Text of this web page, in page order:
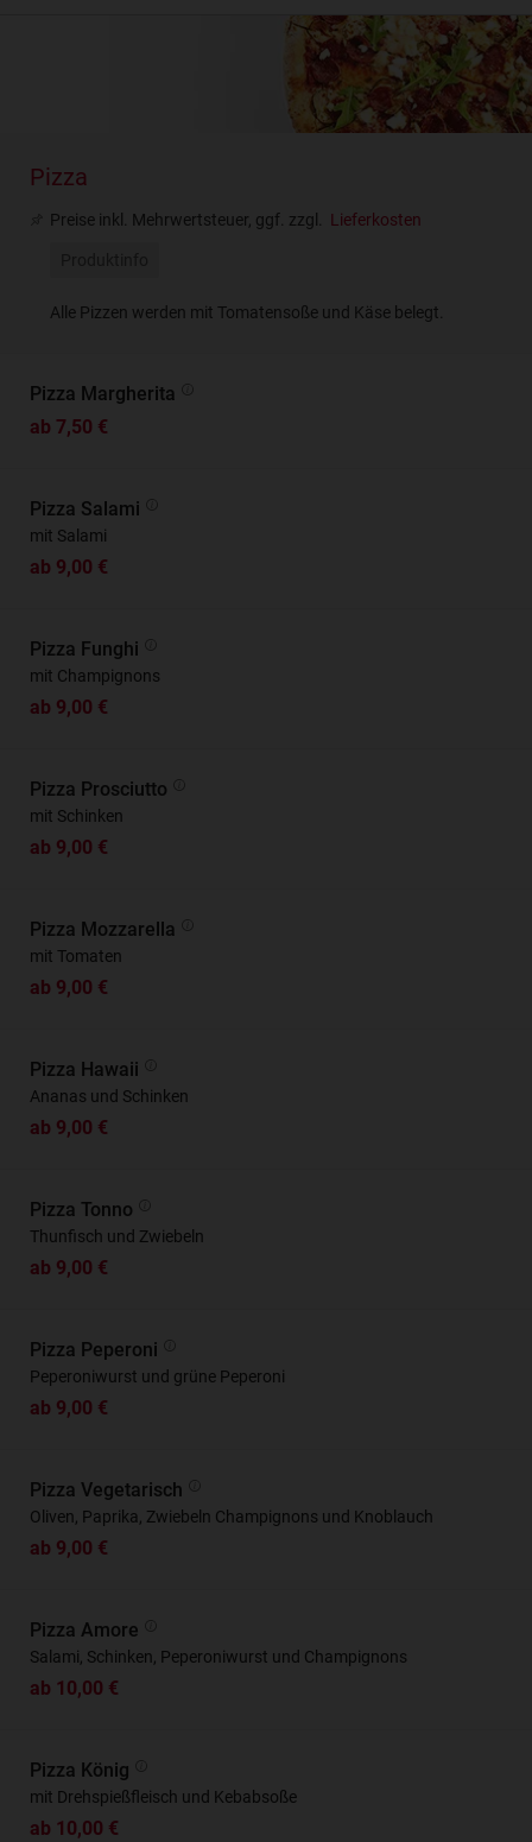
Pizza
Preise inkl. Mehrwertsteuer, ggf. zzgl. Lieferkosten
Alle Pizzen werden mit Tomatensoße und Käse belegt.
Pizza Margherita
ab 7,50 €
Pizza Salami
mit Salami
ab 9,00 €
Pizza Funghi
mit Champignons
ab 9,00 €
Pizza Prosciutto
mit Schinken
ab 9,00 €
Pizza Mozzarella
mit Tomaten
ab 9,00 €
Pizza Hawaii
Ananas und Schinken
ab 9,00 €
Pizza Tonno
Thunfisch und Zwiebeln
ab 9,00 €
Pizza Peperoni
Peperoniwurst und grüne Peperoni
ab 9,00 €
Pizza Vegetarisch
Oliven, Paprika, Zwiebeln Champignons und Knoblauch
ab 9,00 €
Pizza Amore
Salami, Schinken, Peperoniwurst und Champignons
ab 10,00 €
Pizza König
mit Drehspießfleisch und Kebabsoße
ab 10,00 €